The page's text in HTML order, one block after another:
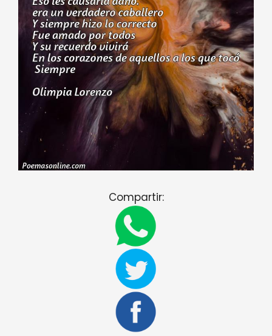
Compartir: